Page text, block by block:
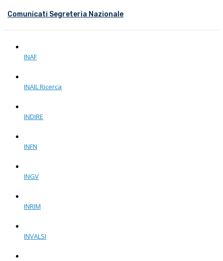
Comunicati Segreteria Nazionale
INAF
INAIL Ricerca
INDIRE
INFN
INGV
INRIM
INVALSI